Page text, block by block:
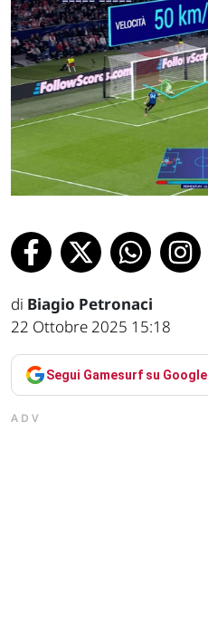
di Biagio Petronaci
22 Ottobre 2025 15:18
Segui Gamesurf su Google
ADV